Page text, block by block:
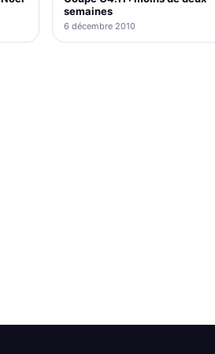
semaines
6 décembre 2010